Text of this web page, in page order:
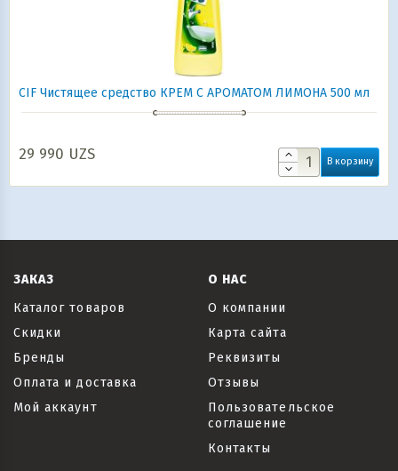
CIF Чистящее cредство КРЕМ С АРОМАТОМ ЛИМОНА 500 мл
29 990 UZS В корзину
ЗАКАЗ
Каталог товаров
Скидки
Бренды
Оплата и доставка
Мой аккаунт
О НАС
О компании
Карта сайта
Реквизиты
Отзывы
Пользовательское
соглашение
Контакты